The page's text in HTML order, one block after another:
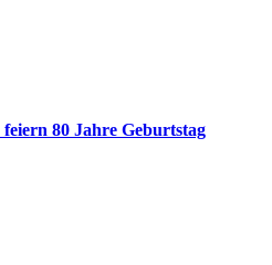
80 Jahre Geburtstag